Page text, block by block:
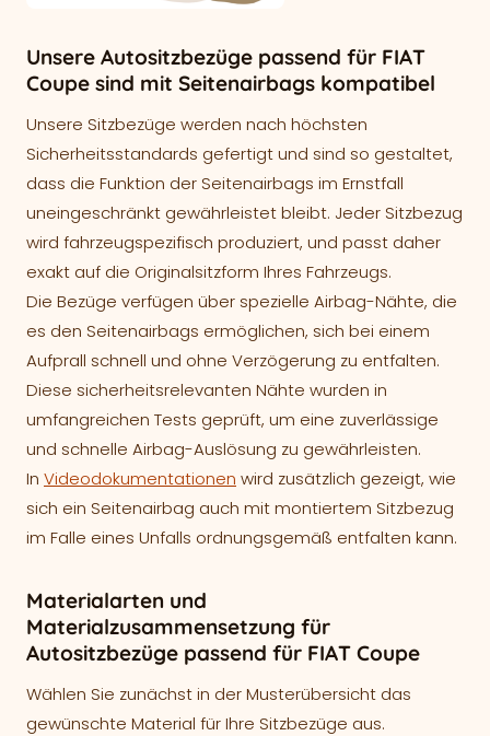
Unsere Autositzbezüge passend für FIAT
Coupe sind mit Seitenairbags kompatibel
Unsere Sitzbezüge werden nach höchsten
Sicherheitsstandards gefertigt und sind so gestaltet,
dass die Funktion der Seitenairbags im Ernstfall
uneingeschränkt gewährleistet bleibt. Jeder Sitzbezug
wird fahrzeugspezifisch produziert, und passt daher
exakt auf die Originalsitzform Ihres Fahrzeugs.
Die Bezüge verfügen über spezielle Airbag-Nähte, die
es den Seitenairbags ermöglichen, sich bei einem
Aufprall schnell und ohne Verzögerung zu entfalten.
Diese sicherheitsrelevanten Nähte wurden in
umfangreichen Tests geprüft, um eine zuverlässige
und schnelle Airbag-Auslösung zu gewährleisten.
In Videodokumentationen wird zusätzlich gezeigt, wie
sich ein Seitenairbag auch mit montiertem Sitzbezug
im Falle eines Unfalls ordnungsgemäß entfalten kann.
Materialarten und
Materialzusammensetzung für
Autositzbezüge passend für FIAT Coupe
Wählen Sie zunächst in der Musterübersicht das
gewünschte Material für Ihre Sitzbezüge aus.